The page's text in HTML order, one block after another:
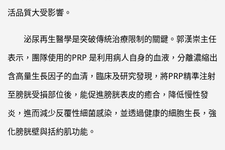
活品質大受影響。
泌尿再生醫學是突破傳統治療限制的關鍵。郭漢崇主任
表示，團隊使用的PRP 是利用病人自身的血液，分離濃縮出
含高量生長因子的血清，臨床及研究發現，將PRP精準注射
至膀胱受損部位後，能促進膀胱表皮的癒合，降低慢性發
炎，進而減少反覆性細菌感染，並透過健康的細胞生長，強
化膀胱壁與括約肌功能。